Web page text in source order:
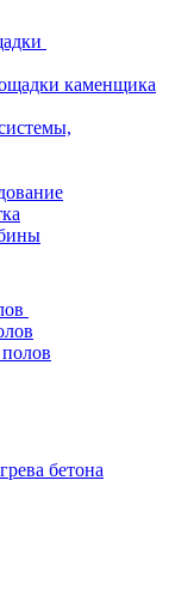
каменщика
бетона